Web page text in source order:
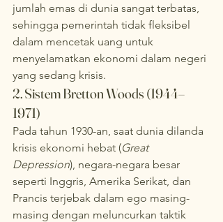
jumlah emas di dunia sangat terbatas,
sehingga pemerintah tidak fleksibel
dalam mencetak uang untuk
menyelamatkan ekonomi dalam negeri
yang sedang krisis.
2. Sistem Bretton Woods (1944–
1971)
Pada tahun 1930-an, saat dunia dilanda
krisis ekonomi hebat (Great
Depression), negara-negara besar
seperti Inggris, Amerika Serikat, dan
Prancis terjebak dalam ego masing-
masing dengan meluncurkan taktik